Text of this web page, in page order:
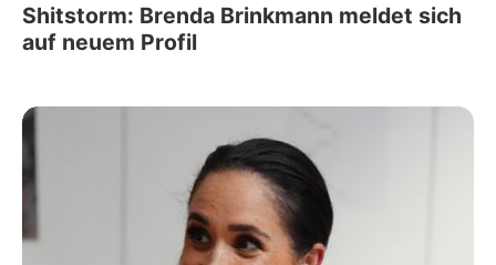
Shitstorm: Brenda Brinkmann meldet sich
auf neuem Profil